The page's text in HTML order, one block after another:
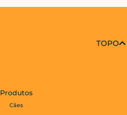
TOPO
Produtos
Cães